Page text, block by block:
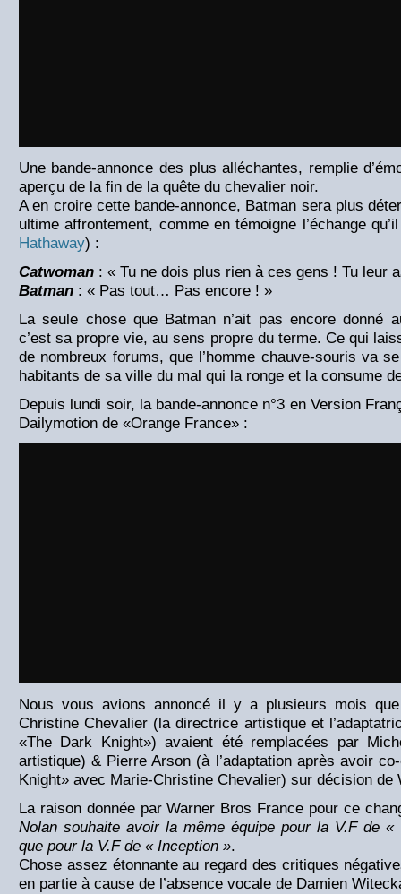
Une bande-annonce des plus alléchantes, remplie
aperçu de la fin de la quête du chevalier noir.
A en croire cette bande-annonce, Batman sera plus
ultime affrontement, comme en témoigne l’échange
Hathaway) :
Catwoman : « Tu ne dois plus rien à ces gens ! Tu leur
Batman : « Pas tout… Pas encore ! »
La seule chose que Batman n’ait pas encore donné
c’est sa propre vie, au sens propre du terme. Ce qui
de nombreux forums, que l’homme chauve-souris va
habitants de sa ville du mal qui la ronge et la consume
Depuis lundi soir, la bande-annonce n°3 en Version
Dailymotion de «Orange France» :
Nous vous avions annoncé il y a plusieurs mois
Christine Chevalier (la directrice artistique et
«The Dark Knight») avaient été remplacées par
artistique) & Pierre Arson (à l’adaptation après avoir
Knight» avec Marie-Christine Chevalier) sur décision de
La raison donnée par Warner Bros France pour ce
Nolan souhaite avoir la même équipe pour la V.F de
que pour la V.F de « Inception ».
Chose assez étonnante au regard des critiques
en partie à cause de l’absence vocale de Damien